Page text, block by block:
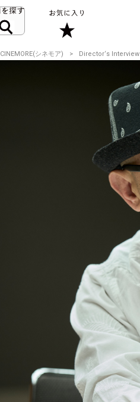
CINEMORE(シネモア) Director‘s Interview